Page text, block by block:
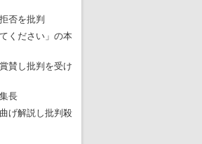
否を批判
ください」の本
賛し批判を受け
長
げ解説し批判殺